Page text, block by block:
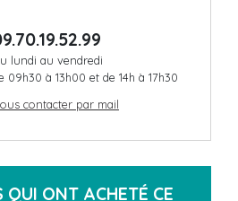
lundi au vendredi
09h30 à 13h00 et de 14h à 17h30
contacter par mail
QUI ONT ACHETÉ CE